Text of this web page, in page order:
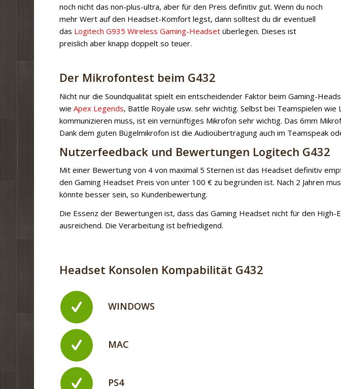
noch nicht das non-plus-ultra, aber für den Preis definitiv gut. Wenn du noch
mehr Wert auf den Headset-Komfort legst, dann solltest du dir eventuell
das Logitech G935 Wireless Gaming-Headset überlegen. Dieses ist
preislich aber knapp doppelt so teuer.
Der Mikrofontest beim G432
Nicht nur die Soundqualität spielt ein entscheidender Faktor beim Gaming-
wieApex Legends, Battle Royale usw. sehr wichtig. Selbst bei Teamspielen
kommunizieren muss, ist ein vernünftiges Mikrofon sehr wichtig. Das 6mm
Dank dem guten Bügelmikrofon ist die Audioübertragung auch im Teamspeak
Nutzerfeedback und Bewertungen Logitech G432
Mit einer Bewertung von 4 von maximal 5 Sternen ist das Headset definitiv
den Gaming Headset Preis von unter 100 € zu begründen ist. Nach 2 Jahren
könnte besser sein, so Kundenbewertung.
Die Essenz der Bewertungen ist, dass das Gaming Headset nicht für den
ausreichend. Die Verarbeitung ist befriedigend.
Headset Konsolen Kompabilität G432
WINDOWS
MAC
PS4